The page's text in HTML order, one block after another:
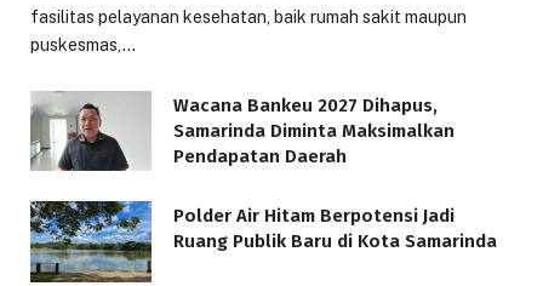
fasilitas pelayanan kesehatan, baik rumah sakit maupun
puskesmas,…
Wacana Bankeu 2027 Dihapus,
Samarinda Diminta Maksimalkan
Pendapatan Daerah
Polder Air Hitam Berpotensi Jadi
Ruang Publik Baru di Kota Samarinda